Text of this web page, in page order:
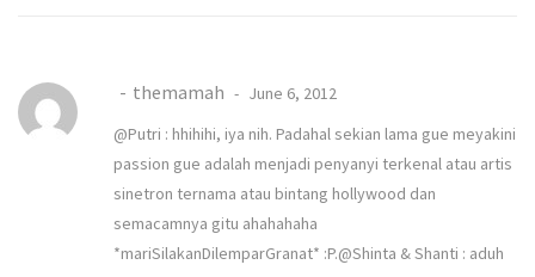
themamah
June 6, 2012
@Putri : hhihihi, iya nih. Padahal sekian lama gue meyakini
passion gue adalah menjadi penyanyi terkenal atau artis
sinetron ternama atau bintang hollywood dan
semacamnya gitu ahahahaha
*mariSilakanDilemparGranat* :P.@Shinta & Shanti : aduh